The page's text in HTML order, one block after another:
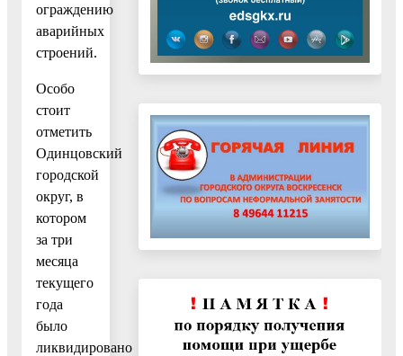
ограждению
аварийных
строений.
Особо
стоит
отметить
Одинцовский
городской
округ, в
котором
за три
месяца
текущего
года
было
ликвидировано